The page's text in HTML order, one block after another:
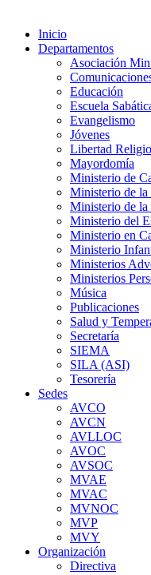
Inicio
Departamentos
Asociación
Educación
Escuela
Evangelismo
Jóvenes
Libertad
Mayordomía
Ministerio de
Ministerio de la
Ministerio de
Ministerio del
Ministerio en
Ministerio
Ministerios
Ministerios
Música
Publicaciones
Salud y
Secretaría
SIEMA
SILA (ASI)
Tesorería
Sedes
AVCO
AVCN
AVLLOC
AVOC
AVSOC
MVAE
MVAC
MVNOC
MVP
MVY
Organización
Directiva